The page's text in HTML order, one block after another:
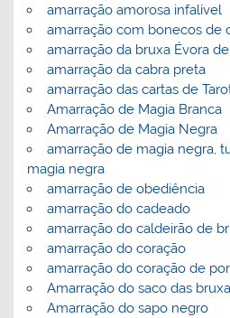
amarração amorosa infalível
amarração com bonecos de
amarração da bruxa Évora
amarração da cabra preta
amarração das cartas de
Amarração de Magia Branca
Amarração de Magia Negra
amarração de magia negra,
magia negra
amarração de obediência
amarração do cadeado
amarração do caldeirão de
amarração do coração
amarração do coração de
Amarração do saco das
Amarração do sapo negro